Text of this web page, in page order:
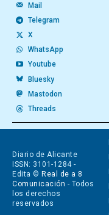
Mail
Telegram
X
WhatsApp
Youtube
Bluesky
Mastodon
Threads
Diario de Alicante
ISSN: 3101-1284 -
Edita © Real de a 8
Comunicación - Todos
los derechos
reservados